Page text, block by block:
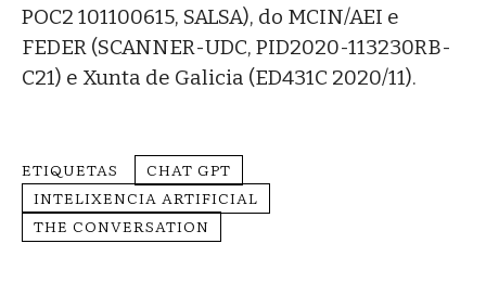
POC2 101100615, SALSA), do MCIN/AEI e
FEDER (SCANNER-UDC, PID2020-113230RB-
C21) e Xunta de Galicia (ED431C 2020/11).
ETIQUETAS
CHAT GPT
INTELIXENCIA ARTIFICIAL
THE CONVERSATION